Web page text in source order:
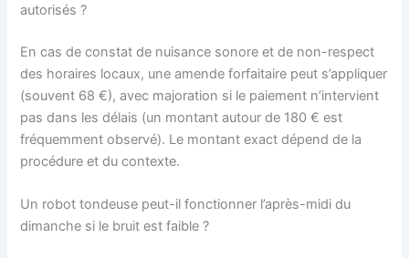
autorisés ?
En cas de constat de nuisance sonore et de non-respect
des horaires locaux, une amende forfaitaire peut s’appliquer
(souvent 68 €), avec majoration si le paiement n’intervient
pas dans les délais (un montant autour de 180 € est
fréquemment observé). Le montant exact dépend de la
procédure et du contexte.
Un robot tondeuse peut-il fonctionner l’après-midi du
dimanche si le bruit est faible ?